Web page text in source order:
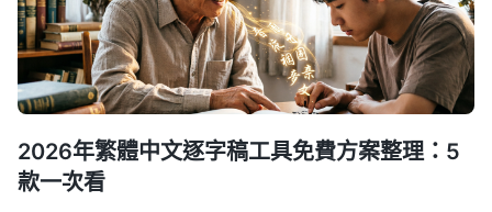
2026年繁體中文逐字稿工具免費方案整理：5
款一次看